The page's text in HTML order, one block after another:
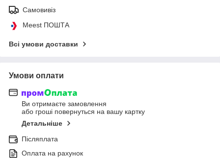
Самовивіз
Meest ПОШТА
Всі умови доставки
Умови оплати
Ви отримаєте замовлення
або гроші повернуться на вашу картку
Детальніше
Післяплата
Оплата на рахунок